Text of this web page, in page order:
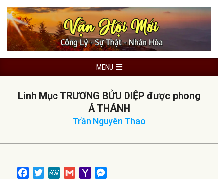
Skip
content
Navigation
MENU
Linh Mục TRƯƠNG BỬU DIỆP được phong
Á THÁNH
Trần Nguyên Thao
Facebook
TwitterMeWeGmailYahoo